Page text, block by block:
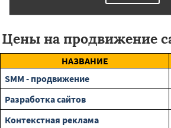
Цены на продвижение
НАЗВАНИЕ
SMM - продвижение
Разработка сайтов
Контекстная реклама